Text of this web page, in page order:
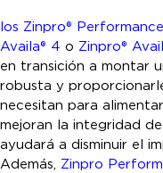
los Zinpro®
Availa® 4 o Zinpro®
en transición a montar
robusta y
necesitan para
mejoran la integridad
ayudará a disminuir el
Además, Zinpro